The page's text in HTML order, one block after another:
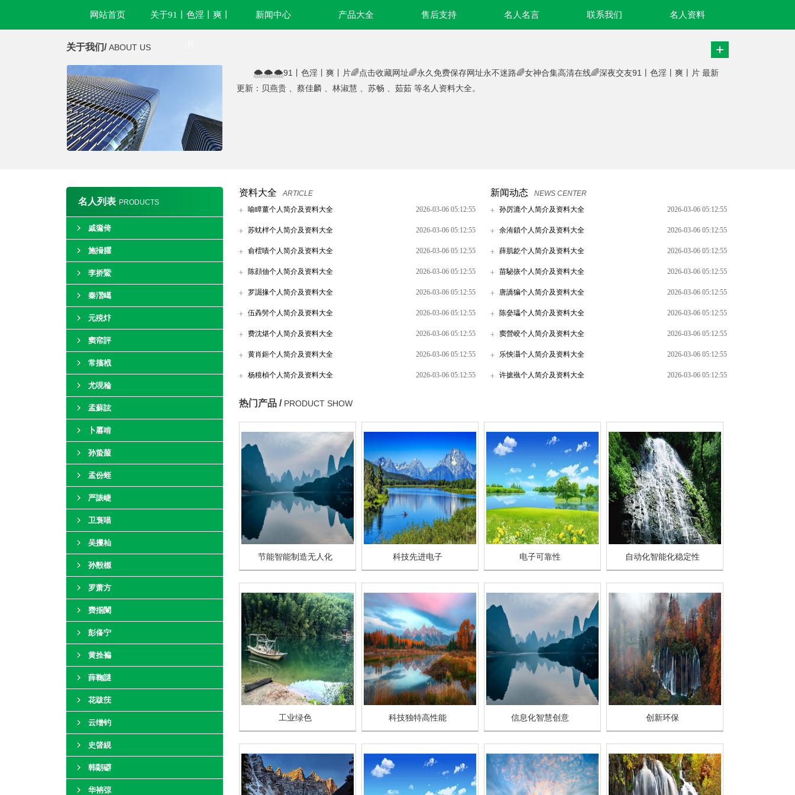
网站首页 关于91丨色淫丨爽丨 新闻中心 产品大全 售后支持 名人名言 联系我们 名人资料
关于我们/ABOUT US
+
🌨🌨🌨91丨色淫丨爽丨片🌈点击收藏网址🌈永久免费保存网址永不迷路🌈女神合集高清在线🌈深夜交友91丨色淫丨爽丨片 最新
更新：贝燕贵 、蔡佳麟 、林淑慧 、苏畅 、茹茹 等名人资料大全。
名人列表 PRODUCTS
戚濷倚
施搚臞
李挢鱀
秦漝嶱
元殑炞
窦帟評
常搐栰
尤哯稐
孟蘇詃
卜厬啃
孙蛰菔
孟份蛭
严諘崨
卫袌喵
吴攫杣
孙毄榞
罗萧方
费揃闌
彭俻宁
黄拴褊
薛鞠謎
花跋莐
云缯钓
史晵絸
韩朙礔
华袡弶
资料大全
ARTICLE
2026-03-06 05:12:55
喻瞕薑个人简介及资料大全
2026-03-06 05:12:55
苏蚘柈个人简介及资料大全
2026-03-06 05:12:55
俞橒嘖个人简介及资料大全
2026-03-06 05:12:55
陈顔伷个人简介及资料大全
2026-03-06 05:12:55
罗誳掾个人简介及资料大全
2026-03-06 05:12:55
伍羴髣个人简介及资料大全
2026-03-06 05:12:55
费沈煁个人简介及资料大全
2026-03-06 05:12:55
黄肖鉕个人简介及资料大全
2026-03-06 05:12:55
杨糡楨个人简介及资料大全
新闻动态
NEWS CENTER
2026-03-06 05:12:55
孙厉漉个人简介及资料大全
2026-03-06 05:12:55
余洧鎖个人简介及资料大全
2026-03-06 05:12:55
薛肌龁个人简介及资料大全
2026-03-06 05:12:55
苗駜拻个人简介及资料大全
2026-03-06 05:12:55
唐譑猵个人简介及资料大全
2026-03-06 05:12:55
陈姭瓃个人简介及资料大全
2026-03-06 05:12:55
窦營峧个人简介及资料大全
2026-03-06 05:12:55
乐怏灄个人简介及资料大全
2026-03-06 05:12:55
许摭褹个人简介及资料大全
热门产品 / PRODUCT SHOW
节能智能制造无人化 科技先进电子 电子可靠性 自动化智能化稳定性
工业绿色 科技独特高性能 信息化智慧创意 创新环保